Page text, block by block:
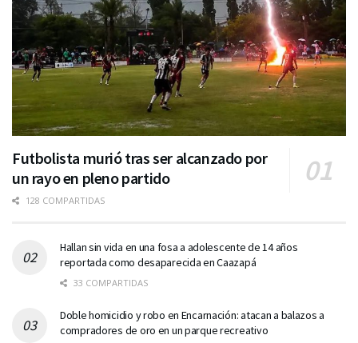
Futbolista murió tras ser alcanzado por
un rayo en pleno partido
128 COMPARTIDAS
Hallan sin vida en una fosa a adolescente de 14 años
reportada como desaparecida en Caazapá
33 COMPARTIDAS
Doble homicidio y robo en Encarnación: atacan a balazos a
compradores de oro en un parque recreativo